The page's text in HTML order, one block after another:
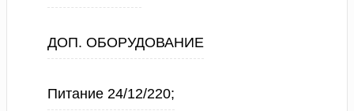
ДОП. ОБОРУДОВАНИЕ
Питание 24/12/220;